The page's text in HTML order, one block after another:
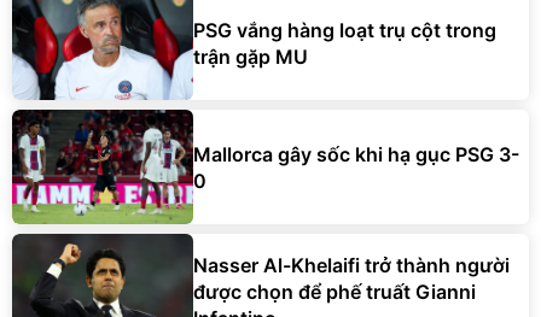
PSG vắng hàng loạt trụ cột trong
trận gặp MU
Mallorca gây sốc khi hạ gục PSG 3-
0
Nasser Al-Khelaifi trở thành người
được chọn để phế truất Gianni